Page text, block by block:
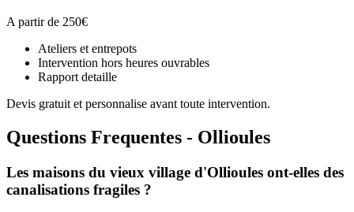
A partir de 250€
Ateliers et entrepots
Intervention hors heures ouvrables
Rapport detaille
Devis gratuit et personnalise avant toute intervention.
Questions Frequentes - Ollioules
Les maisons du vieux village d'Ollioules ont-elles des
canalisations fragiles ?